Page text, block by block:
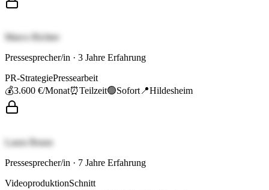
Marco Richter
Pressesprecher/in · 3 Jahre Erfahrung
PR-StrategiePressearbeit
💰3.600 €/Monat⏰Teilzeit🟢Sofort 📍Hildesheim
Laura Braun
Pressesprecher/in · 7 Jahre Erfahrung
VideoproduktionSchnitt